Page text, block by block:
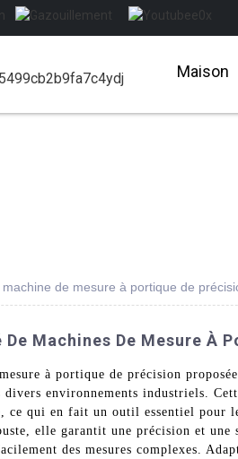
Maison
de mesure à portique de
Machines De Mesure À
à portique de précision
divers environnements industriels.
qui en fait un outil essentiel pour
elle garantit une précision et
des mesures complexes.